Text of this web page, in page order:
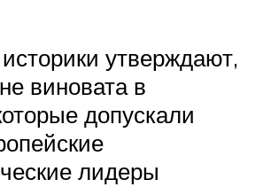
утверждают,
виновата в
допускали
лидеры